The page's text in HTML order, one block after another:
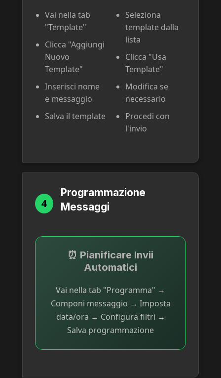
Vai nella tab
"Template"
Clicca "Aggiungi
Nuovo
Template"
Inserisci nome
e messaggio
Salva il template
Seleziona
template dalla
lista
Clicca "Usa
Template"
Modifica se
necessario
Procedi con
l'invio
4
Programmazione
Messaggi
⏰ Pianificare Invii
Automatici
Vai nella tab "Programma" →
Componi messaggio → Imposta
data/ora → Configura filtri →
Salva programmazione